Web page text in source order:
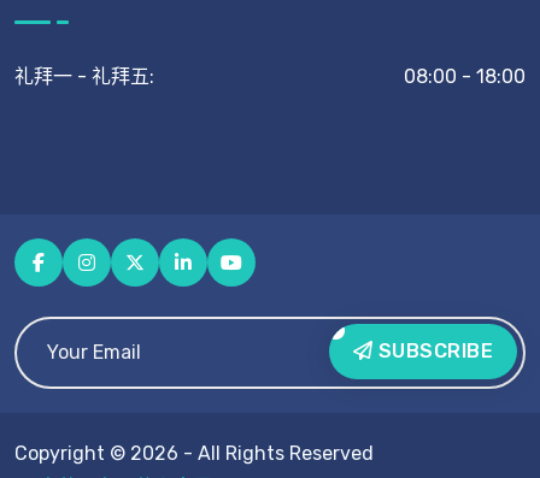
礼拜一 - 礼拜五: 08:00 - 18:00
SUBSCRIBE
Copyright © 2026 - All Rights Reserved